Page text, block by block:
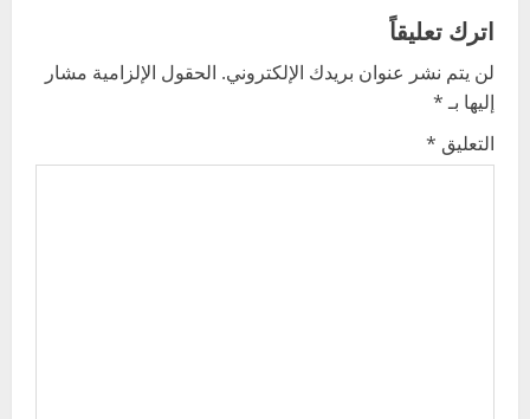
a
v
i
g
اترك تعليقاً
لن يتم نشر عنوان بريدك الإلكتروني. الحقول الإلزامية مشار
إليها بـ*
التعليق *